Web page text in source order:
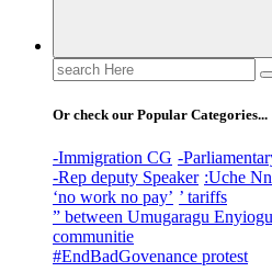
Search
for:
Or check our Popular Categories...
-Immigration CG -
-Rep deputy Speaker :Uche
‘no work no pay’ ’ tariffs
” between Umugaragu
communitie
#EndBadGovenance protest